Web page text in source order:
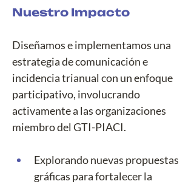
Nuestro Impacto
Diseñamos e implementamos una
estrategia de comunicación e
incidencia trianual con un enfoque
participativo, involucrando
activamente a las organizaciones
miembro del GTI-PIACI.
Explorando nuevas propuestas
gráficas para fortalecer la